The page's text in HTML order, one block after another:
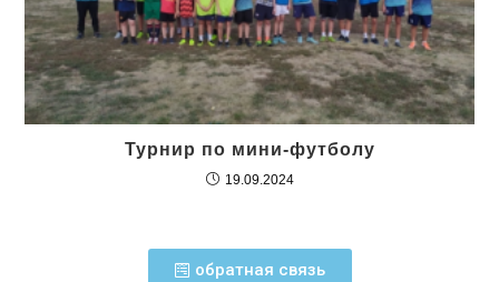
Турнир по мини-футболу
19.09.2024
обратная связь